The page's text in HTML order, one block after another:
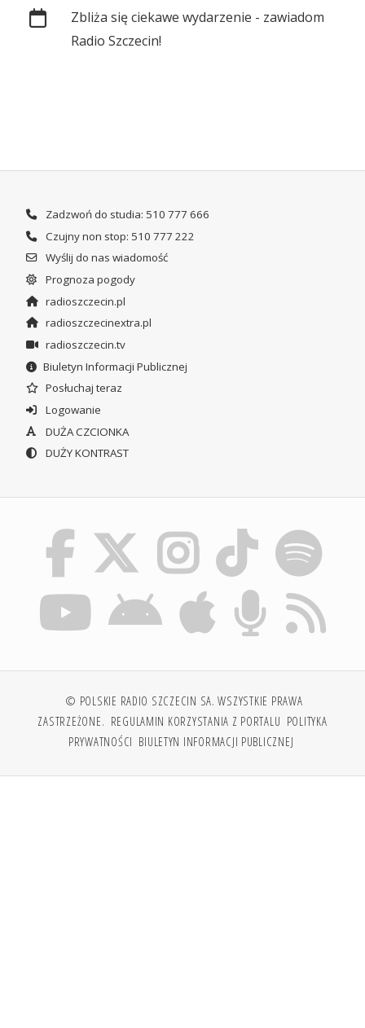
Zbliża się ciekawe wydarzenie - zawiadom
Radio Szczecin!
Zadzwoń do studia: 510 777 666
Czujny non stop: 510 777 222
Wyślij do nas wiadomość
Prognoza pogody
radioszczecin.pl
radioszczecinextra.pl
radioszczecin.tv
Biuletyn Informacji Publicznej
Posłuchaj teraz
Logowanie
DUŻA CZCIONKA
DUŻY KONTRAST
© POLSKIE RADIO SZCZECIN SA. WSZYSTKIE PRAWA
ZASTRZEŻONE. REGULAMIN KORZYSTANIA Z PORTALU POLITYKA
PRYWATNOŚCI BIULETYN INFORMACJI PUBLICZNEJ